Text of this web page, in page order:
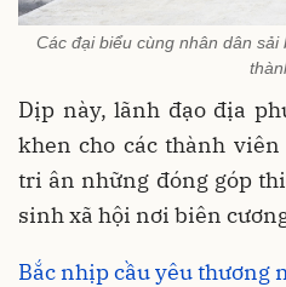
Các đại biểu cùng nhân dân
Dịp này, lãnh đạo địa
khen cho các thành
tri ân những đóng góp
sinh xã hội nơi biên
Bắc nhịp cầu yêu thương